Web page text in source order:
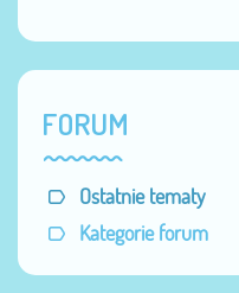
FORUM
Ostatnie tematy
Kategorie forum